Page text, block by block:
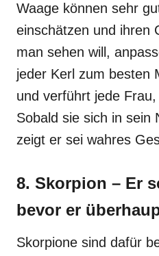
Waage können sehr
einschätzen und ihren
man sehen will,
jeder Kerl zum besten
und verführt jede
Sobald sie sich in sein
zeigt er sei wahres
8. Skorpion – Er
bevor er
Skorpione sind dafür